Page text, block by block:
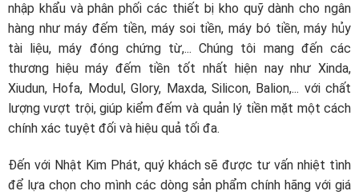
nhập khẩu và phân phối các thiết bị kho quỹ dành cho ngân
hàng như máy đếm tiền, máy soi tiền, máy bó tiền, máy hủy
tài liệu, máy đóng chứng từ,... Chúng tôi mang đến các
thương hiệu máy đếm tiền tốt nhất hiện nay như Xinda,
Xiudun, Hofa, Modul, Glory, Maxda, Silicon, Balion,... với chất
lượng vượt trội, giúp kiểm đếm và quản lý tiền mặt một cách
chính xác tuyệt đối và hiệu quả tối đa.
Đến với Nhật Kim Phát, quý khách sẽ được tư vấn nhiệt tình
để lựa chọn cho mình các dòng sản phẩm chính hãng với giá